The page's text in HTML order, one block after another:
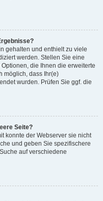
gehalten und enthielt zu viele
werden. Stellen Sie eine
die Ihnen die erweiterte
möglich, dass Ihr(e)
wurden. Prüfen Sie ggf. die
Seite?
konnte der Webserver sie nicht
und geben Sie spezifischere
auf verschiedene